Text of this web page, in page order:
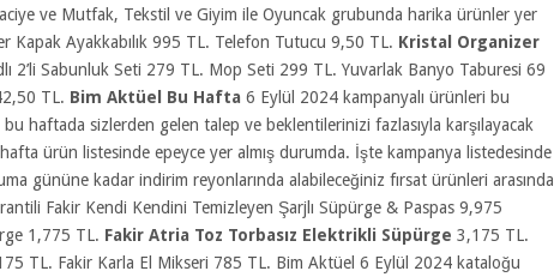
ve Mutfak, Tekstil ve Giyim ile Oyuncak grubunda harika ürünler yer
Kapak Ayakkabılık 995 TL. Telefon Tutucu 9,50 TL. Kristal Organizer
2’li Sabunluk Seti 279 TL. Mop Seti 299 TL. Yuvarlak Banyo Taburesi 69
TL. Bim Aktüel Bu Hafta 6 Eylül 2024 kampanyalı ürünleri bu
bu haftada sizlerden gelen talep ve beklentilerinizi fazlasıyla karşılayacak
ürün listesinde epeyce yer almış durumda. İşte kampanya listedesinde
gününe kadar indirim reyonlarında alabileceğiniz fırsat ürünleri arasında
Fakir Kendi Kendini Temizleyen Şarjlı Süpürge & Paspas 9,975
1,775 TL. Fakir Atria Toz Torbasız Elektrikli Süpürge 3,175 TL.
TL. Fakir Karla El Mikseri 785 TL. Bim Aktüel 6 Eylül 2024 kataloğu